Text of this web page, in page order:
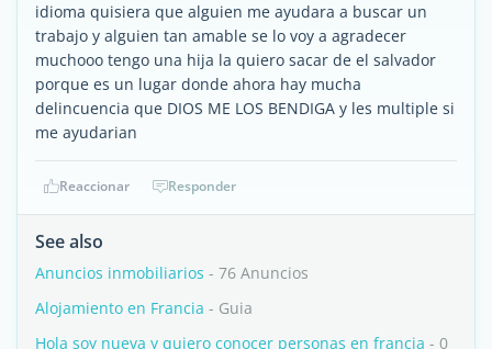
idioma quisiera que alguien me ayudara a buscar un
trabajo y alguien tan amable se lo voy a agradecer
muchooo tengo una hija la quiero sacar de el salvador
porque es un lugar donde ahora hay mucha
delincuencia que DIOS ME LOS BENDIGA y les multiple si
me ayudarian
Reaccionar Responder
See also
Anuncios inmobiliarios - 76 Anuncios
Alojamiento en Francia - Guia
Hola soy nueva y quiero conocer personas en francia - 0